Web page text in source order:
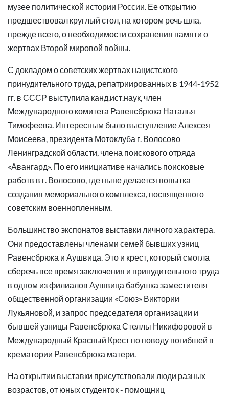
музее политической истории России. Ее открытию
предшествовал круглый стол, на котором речь шла,
прежде всего, о необходимости сохранения памяти о
жертвах Второй мировой войны.
С докладом о советских жертвах нацистского
принудительного труда, репатриированных в 1944-1952
гг. в СССР выступила канд.ист.наук, член
Международного комитета Равенсбрюка Наталья
Тимофеева. Интересным было выступление Алексея
Моисеева, президента Мотоклуба г. Волосово
Ленинградской области, члена поискового отряда
«Авангард». По его инициативе начались поисковые
работв в г. Волосово, где ныне делается попытка
создания мемориального комплекса, посвященного
советским военнопленным.
Большинство экспонатов выставки личного характера.
Они предоставлены членами семей бывших узниц
Равенсбрюка и Аушвица. Это и крест, который смогла
сберечь все время заключения и принудительного труда
в одном из филиалов Аушвица бабушка заместителя
общественной организации «Союз» Виктории
Лукьяновой, и запрос председателя организации и
бывшей узницы Равенсбрюка Стеллы Никифоровой в
Международный Красный Крест по поводу погибшей в
крематории Равенсбрюка матери.
На открытии выставки присутствовали люди разных
возрастов, от юных студенток - помощниц